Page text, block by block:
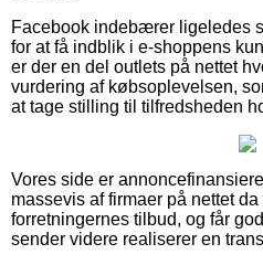
Facebook indebærer ligeledes
for at få indblik i e-shoppens
er der en del outlets på nettet
vurdering af købsoplevelsen,
at tage stilling til tilfredsheden
Vores side er
massevis af firmaer på nettet
forretningernes tilbud, og får
sender videre realiserer en